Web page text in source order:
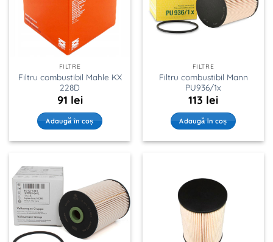
FILTRE
Filtru combustibil Mahle KX
228D
91 lei
Adaugă în coș
FILTRE
Filtru combustibil Mann
PU936/1x
113 lei
Adaugă în coș